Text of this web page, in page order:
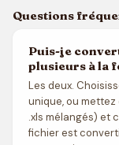
Questions
Puis-je
plusieurs à la
Les deux.
unique, ou
.xls mélangés) et
fichier est